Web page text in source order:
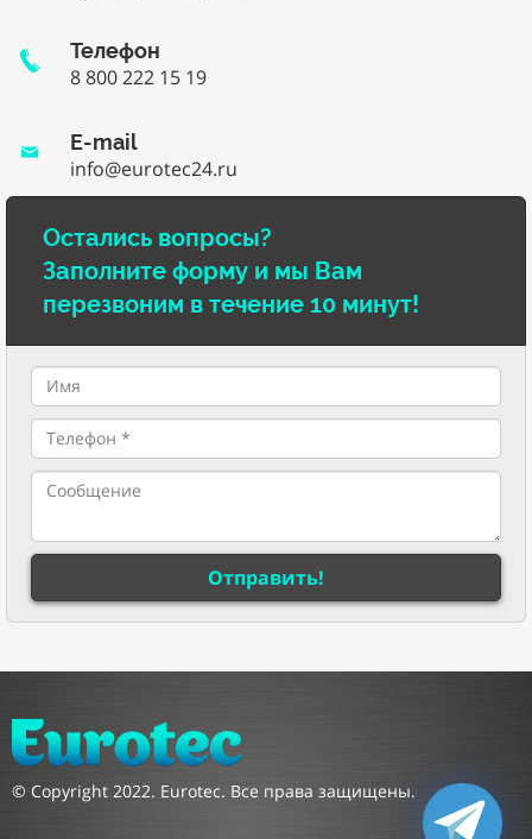
Телефон
8 800 222 15 19
E-mail
info@eurotec24.ru
Остались вопросы?
Заполните форму и мы Вам
перезвоним в течение 10 минут!
Отправить!
© Copyright 2022. Eurotec. Все права защищены.